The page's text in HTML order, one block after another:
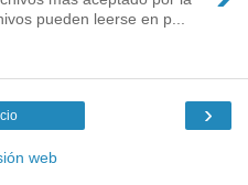
pueden leerse en p...
›
web